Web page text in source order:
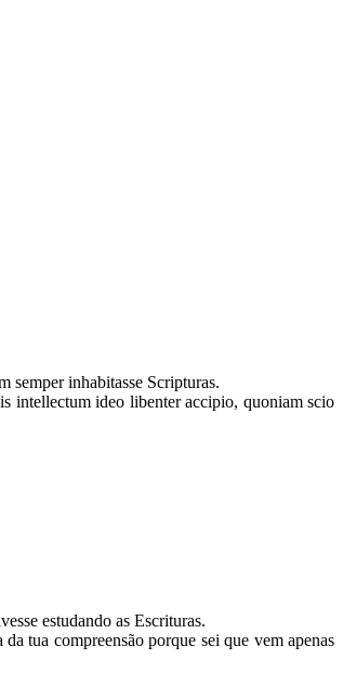
semper inhabitasse Scripturas.
intellectum ideo libenter accipio, quoniam scio
estudando as Escrituras.
tua compreensão porque sei que vem apenas